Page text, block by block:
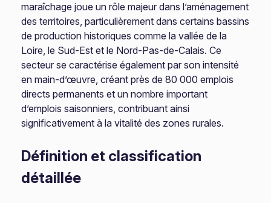
maraîchage joue un rôle majeur dans l’aménagement
des territoires, particulièrement dans certains bassins
de production historiques comme la vallée de la
Loire, le Sud-Est et le Nord-Pas-de-Calais. Ce
secteur se caractérise également par son intensité
en main-d’œuvre, créant près de 80 000 emplois
directs permanents et un nombre important
d’emplois saisonniers, contribuant ainsi
significativement à la vitalité des zones rurales.
Définition et classification
détaillée